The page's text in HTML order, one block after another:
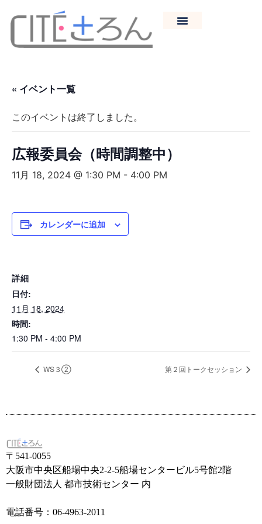
« イベント一覧
このイベントは終了しました。
広報委員会（時間調整中）
11月 18, 2024 @ 1:30 PM - 4:00 PM
カレンダーに追加
詳細
日付:
11月 18, 2024
時間:
1:30 PM - 4:00 PM
WS３② 第２回トークセッション
〒541-0055
大阪市中央区船場中央2-2-5船場センタービル5号館2階
一般財団法人 都市技術センター 内
電話番号：06-4963-2011